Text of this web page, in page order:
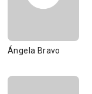
Ángela Bravo